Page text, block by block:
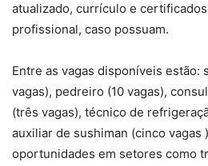
atualizado, currículo e
profissional, caso possuam.
Entre as vagas disponíveis estão:
vagas), pedreiro (10 vagas),
(três vagas), técnico de
auxiliar de sushiman (cinco vagas
oportunidades em setores como